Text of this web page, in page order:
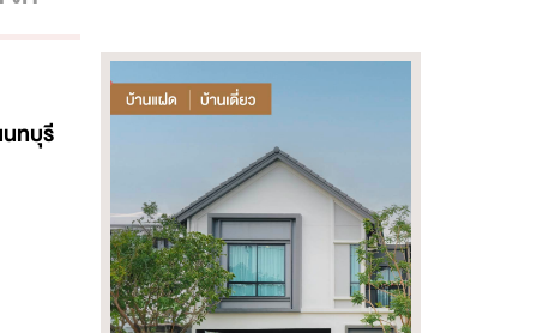
ทบุรี